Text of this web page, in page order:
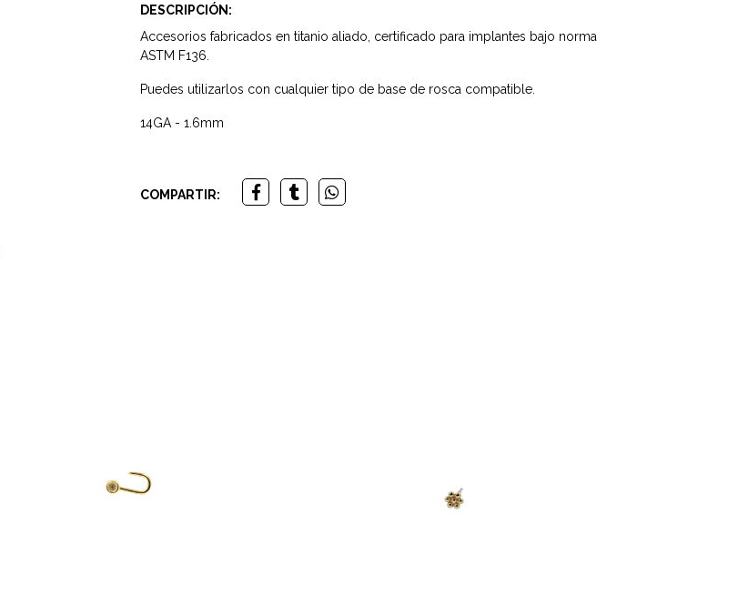
DESCRIPCIÓN:
Accesorios fabricados en titanio aliado, certificado para implantes bajo norma
ASTM F136.
Puedes utilizarlos con cualquier tipo de base de rosca compatible.
14GA - 1.6mm
COMPARTIR: